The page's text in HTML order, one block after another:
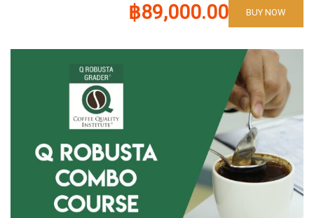
฿89,000.00 BUY NOW